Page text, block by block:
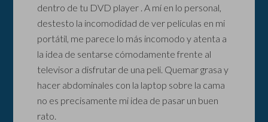
dentro de tu DVD player . A mí en lo personal,
destesto la incomodidad de ver películas en mi
portátil, me parece lo más incomodo y atenta a
la idea de sentarse cómodamente frente al
televisor a disfrutar de una peli. Quemar grasa y
hacer abdominales con la laptop sobre la cama
no es precisamente mi idea de pasar un buen
rato.